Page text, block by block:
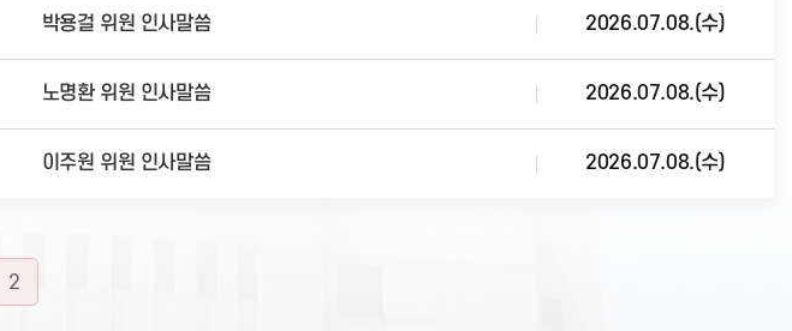
박용걸 위원 인사말씀 2026.07.08.(수)
노명환 위원 인사말씀 2026.07.08.(수)
이주원 위원 인사말씀 2026.07.08.(수)
2